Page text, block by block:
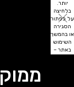
יותר.
בלחיצה
על כפתור
הסגירה
או בהמשך
השימוש
באתר –